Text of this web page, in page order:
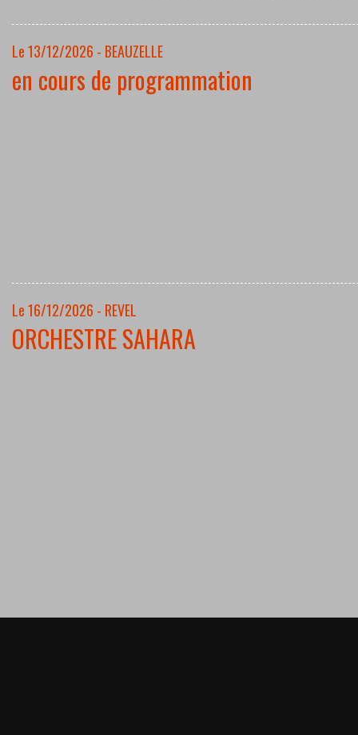
Le 13/12/2026 - BEAUZELLE
en cours de programmation
Le 16/12/2026 - REVEL
ORCHESTRE SAHARA